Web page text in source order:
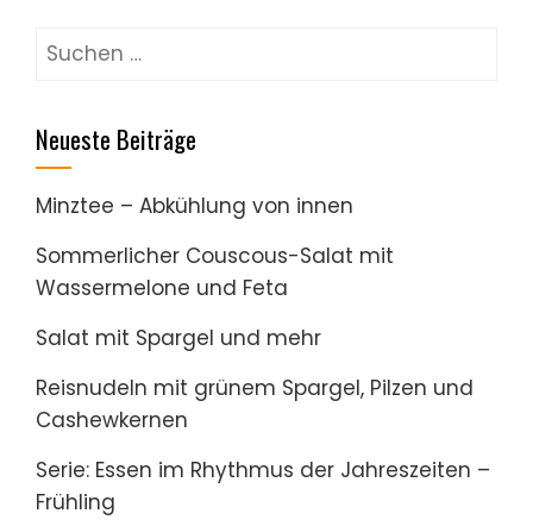
Suchen
Neueste Beiträge
Minztee – Abkühlung von innen
Sommerlicher Couscous-Salat mit
Wassermelone und Feta
Salat mit Spargel und mehr
Reisnudeln mit grünem Spargel, Pilzen und
Cashewkernen
Serie: Essen im Rhythmus der Jahreszeiten –
Frühling